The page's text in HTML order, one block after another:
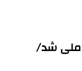
ملی شد/